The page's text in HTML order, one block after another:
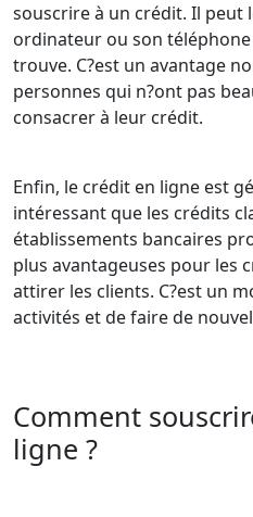
souscrire à un crédit. Il peut
ordinateur ou son
trouve. C?est un avantage
personnes qui n?ont pas
consacrer à leur crédit.
Enfin, le crédit en ligne est
intéressant que les crédits
établissements bancaires
plus avantageuses pour les
attirer les clients. C?est un
activités et de faire de
Comment
ligne ?